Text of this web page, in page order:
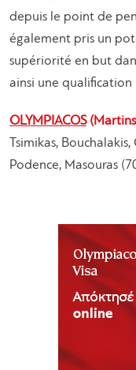
depuis le point de
également pris un
supériorité en but
ainsi une qualification
OLYMPIACOS
Tsimikas,
Podence, Masouras